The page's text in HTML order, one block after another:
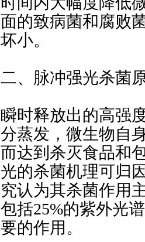
面的致病菌和腐败
坏小。
二、脉冲强光杀菌
瞬时释放出的高强
分蒸发，微生物自
而达到杀灭食品和
光的杀菌机理可归
究认为其杀菌作用
包括25%的紫外光
要的作用。